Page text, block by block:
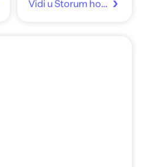
Vidi u Storum home